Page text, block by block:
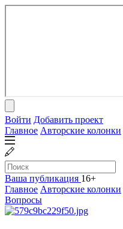
Войти Добавить проект
Главное Авторские колонки
Ваша публикация 16+
Главное Авторские колонки
Вопросы